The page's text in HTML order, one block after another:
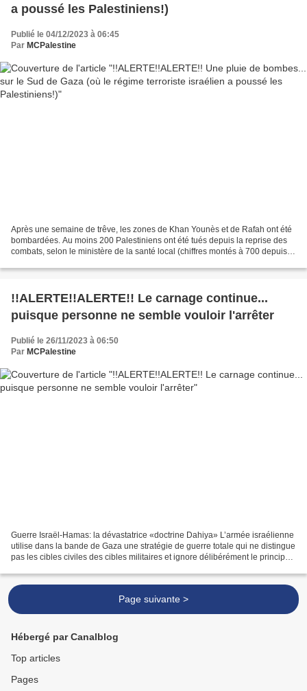
a poussé les Palestiniens!)
Publié le 04/12/2023 à 06:45
Par MCPalestine
Après une semaine de trêve, les zones de Khan Younès et de Rafah ont été
bombardées. Au moins 200 Palestiniens ont été tués depuis la reprise des
combats, selon le ministère de la santé local (chiffres montés à 700 depuis la
!!ALERTE!!ALERTE!! Le carnage continue...
puisque personne ne semble vouloir l'arrêter
Publié le 26/11/2023 à 06:50
Par MCPalestine
Guerre Israël-Hamas: la dévastatrice «doctrine Dahiya» L’armée israélienne
utilise dans la bande de Gaza une stratégie de guerre totale qui ne distingue
pas les cibles civiles des cibles militaires et ignore délibérément le principe
Page suivante >
Hébergé par Canalblog
Top articles
Pages